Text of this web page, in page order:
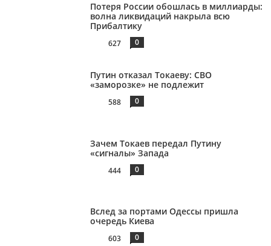
Потеря России обошлась в миллиарды:
волна ликвидаций накрыла всю
Прибалтику
627 0
Путин отказал Токаеву: СВО
«заморозке» не подлежит
588 0
Зачем Токаев передал Путину
«сигналы» Запада
444 0
Вслед за портами Одессы пришла
очередь Киева
603 0